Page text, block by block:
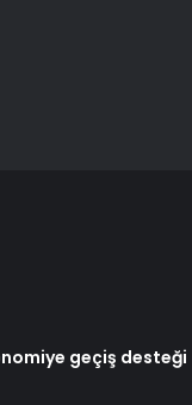
geçiş desteği